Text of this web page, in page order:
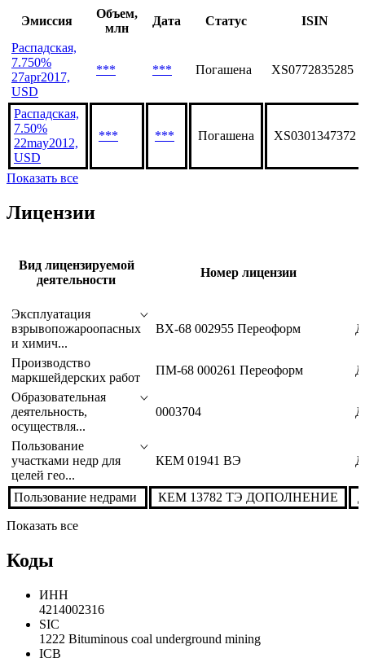
Последние выпуски
Эмиссия
Объем,
Дата Статус
ISIN
Распадская,
7.750%
27apr2017,
USD
Распадская,
7.50%
USD
Лицензии
Вид лицензируемой
деятельности
Номер лицензии
Эксплуатация
взрывопожароопасных
и химич...
Производство
маркшейдерских работ
Образовательная
деятельность,
осуществля...
0003704
Пользование
целей гео...
Пользование недрами
Коды
ИНН